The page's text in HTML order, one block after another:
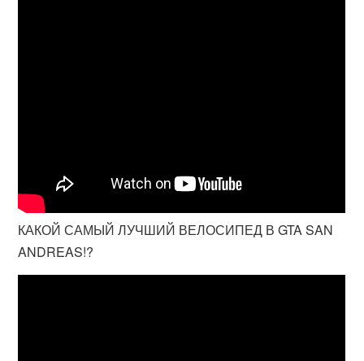
КАКОЙ САМЫЙ ЛУЧШИЙ ВЕЛОСИПЕД В GTA SAN
ANDREAS!?